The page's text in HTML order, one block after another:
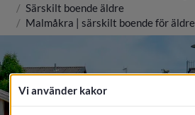
Nässjö kommun
/ Särskilt boende äldre
/ Malmåkra | särskilt boende för äldre
Vi använder kakor